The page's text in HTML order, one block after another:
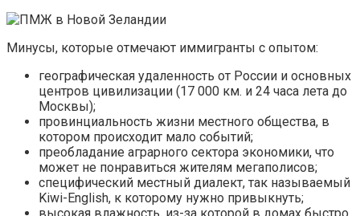
Минусы, которые отмечают иммигранты с опытом:
географическая удаленность от России и основных
центров цивилизации (17 000 км. и 24 часа лета до
Москвы);
провинциальность жизни местного общества, в
котором происходит мало событий;
преобладание аграрного сектора экономики, что
может не понравиться жителям мегаполисов;
специфический местный диалект, так называемый
Kiwi-English, к которому нужно привыкнуть;